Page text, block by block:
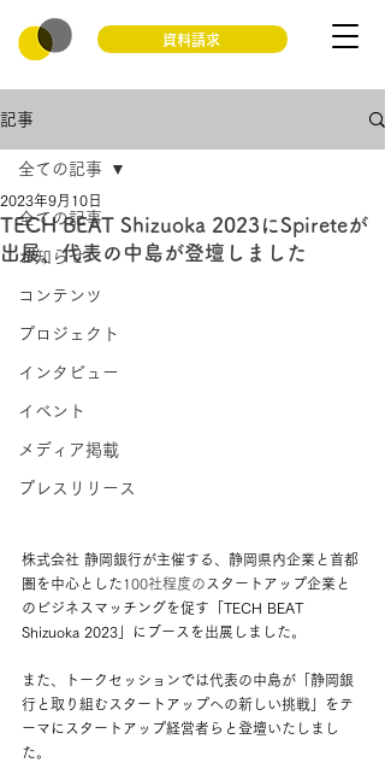
資料請求
記事
全ての記事
お知らせ
コンテンツ
プロジェクト
インタビュー
イベント
メディア掲載
プレスリリース
全ての記事
TECH BEAT Shizuoka 2023にSpireteが
出展、代表の中島が登壇しました
2023年9月10日
株式会社 静岡銀行が主催する、静岡県内企業と首都
圏を中心とした100社程度の スタートアップ企業と
のビジネスマッチングを促す「TECH BEAT
Shizuoka 2023」にブースを出展しました。
また、トークセッションでは代表の中島が「静岡銀
行と取り組むスタートアップへの新しい挑戦」をテ
ーマにスタートアップ経営者らと登壇いたしまし
た。